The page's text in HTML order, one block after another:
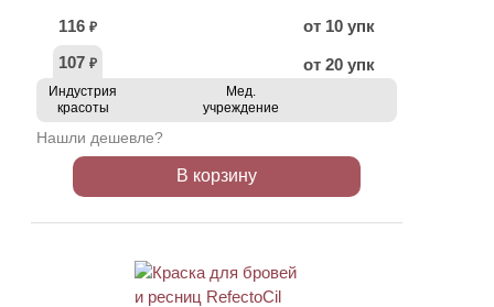
116 ₽
от 10 упк
107 ₽ от 20 упк
Индустрия
красоты
Мед.
учреждение
Нашли дешевле?
В корзину